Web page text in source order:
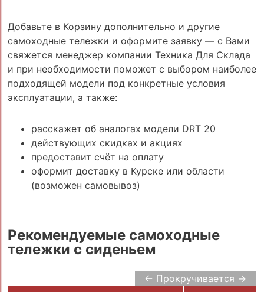
Добавьте в Корзину дополнительно и другие
самоходные тележки и оформите заявку — с Вами
свяжется менеджер компании Техника Для Склада
и при необходимости поможет с выбором наиболее
подходящей модели под конкретные условия
эксплуатации, а также:
расскажет об аналогах модели DRT 20
действующих скидках и акциях
предоставит счёт на оплату
оформит доставку в Курске или области
(возможен самовывоз)
Рекомендуемые самоходные
тележки с сиденьем
← Прокручивается →